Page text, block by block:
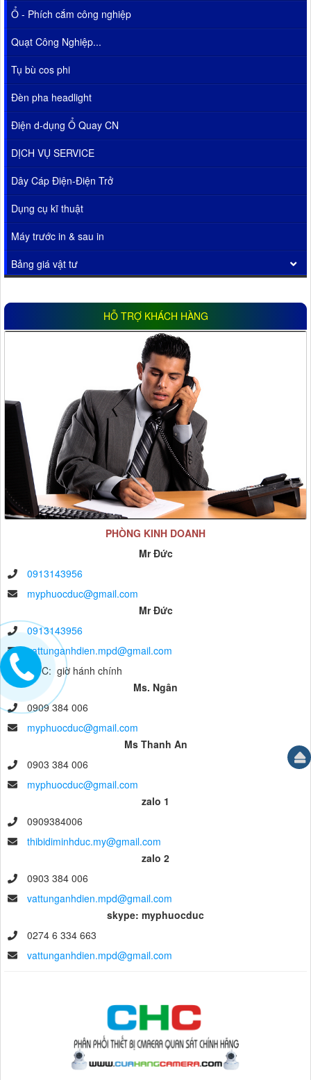
Ổ - Phích cắm công nghiệp
Quạt Công Nghiệp...
Tụ bù cos phi
Đèn pha headlight
Điện d-dụng Ổ Quay CN
DỊCH VỤ SERVICE
Dây Cáp Điện-Điện Trở
Dụng cụ kĩ thuật
Máy trước in & sau in
Bảng giá vật tư
HỖ TRỢ KHÁCH HÀNG
PHÒNG KINH DOANH
Mr Đức
0913143956
myphuocduc@gmail.com
Mr Đức
0913143956
vattunganhdien.mpd@gmail.com
anh ĐỨC: giờ hánh chính
Ms. Ngân
0909 384 006
myphuocduc@gmail.com
Ms Thanh An
0903 384 006
myphuocduc@gmail.com
zalo 1
0909384006
thibidiminhduc.my@gmail.com
zalo 2
0903 384 006
vattunganhdien.mpd@gmail.com
skype: myphuocduc
0274 6 334 663
vattunganhdien.mpd@gmail.com